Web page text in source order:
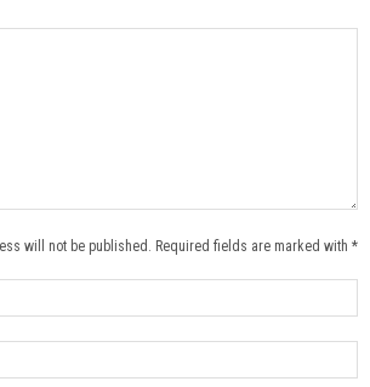
will not be published. Required fields are marked with *